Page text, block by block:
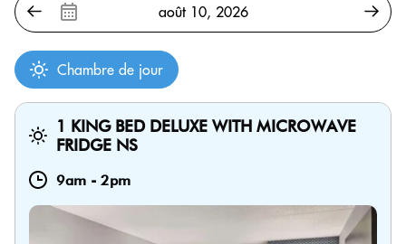
Chambre de jour
1 KING BED DELUXE WITH MICROWAVE
FRIDGE NS
9am - 2pm